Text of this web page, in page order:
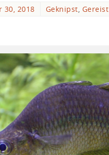
30, 2018 Geknipst, Gereist